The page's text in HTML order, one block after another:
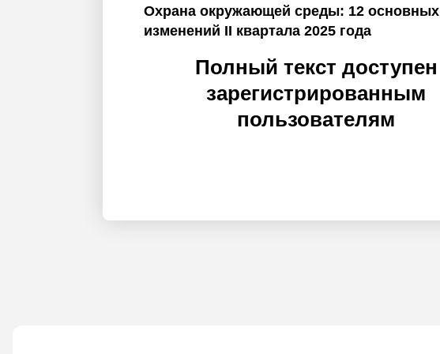
Охрана окружающей среды: 12 основных
изменений II квартала 2025 года
Полный текст доступен
зарегистрированным
пользователям